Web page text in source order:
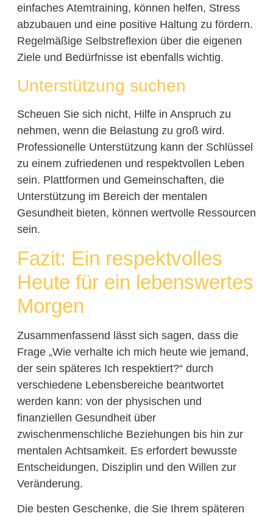
einfaches Atemtraining, können helfen, Stress
abzubauen und eine positive Haltung zu fördern.
Regelmäßige Selbstreflexion über die eigenen
Ziele und Bedürfnisse ist ebenfalls wichtig.
Unterstützung suchen
Scheuen Sie sich nicht, Hilfe in Anspruch zu
nehmen, wenn die Belastung zu groß wird.
Professionelle Unterstützung kann der Schlüssel
zu einem zufriedenen und respektvollen Leben
sein. Plattformen und Gemeinschaften, die
Unterstützung im Bereich der mentalen
Gesundheit bieten, können wertvolle Ressourcen
sein.
Fazit: Ein respektvolles
Heute für ein lebenswertes
Morgen
Zusammenfassend lässt sich sagen, dass die
Frage „Wie verhalte ich mich heute wie jemand,
der sein späteres Ich respektiert?“ durch
verschiedene Lebensbereiche beantwortet
werden kann: von der physischen und
finanziellen Gesundheit über
zwischenmenschliche Beziehungen bis hin zur
mentalen Achtsamkeit. Es erfordert bewusste
Entscheidungen, Disziplin und den Willen zur
Veränderung.
Die besten Geschenke, die Sie Ihrem späteren